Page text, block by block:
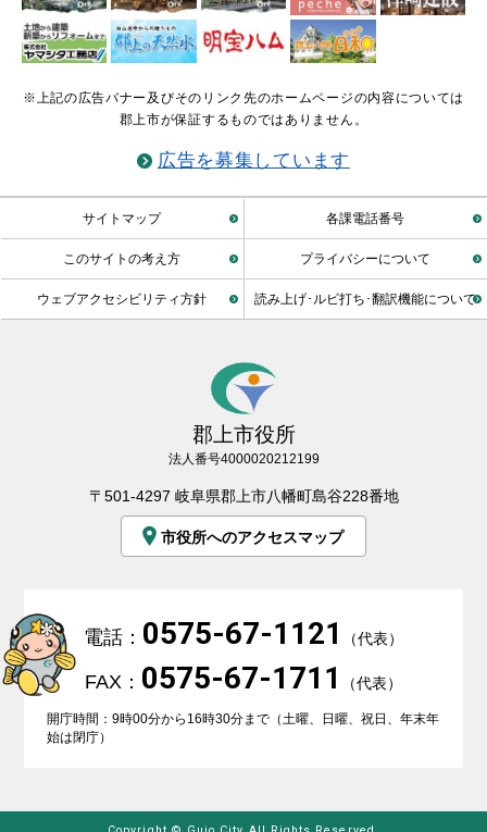
※上記の広告バナー及びそのリンク先のホームページの内容については
郡上市が保証するものではありません。
広告を募集しています
サイトマップ 各課電話番号
このサイトの考え方 プライバシーについて
ウェブアクセシビリティ方針 読み上げ･ルビ打ち･翻訳機能について
郡上市役所
法人番号4000020212199
〒501-4297 岐阜県郡上市八幡町島谷228番地
市役所へのアクセスマップ
電話： 0575-67-1121 （代表）
FAX： 0575-67-1711 （代表）
開庁時間：9時00分から16時30分まで（土曜、日曜、祝日、年末年
始は閉庁）